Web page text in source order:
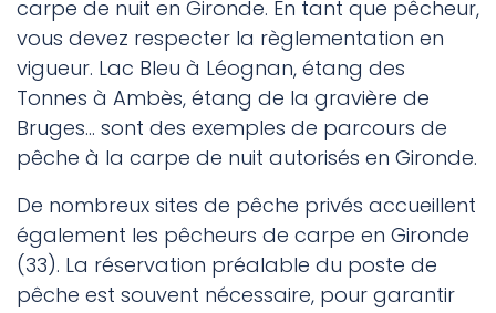
carpe de nuit en Gironde. En tant que pêcheur,
vous devez respecter la règlementation en
vigueur. Lac Bleu à Léognan, étang des
Tonnes à Ambès, étang de la gravière de
Bruges... sont des exemples de parcours de
pêche à la carpe de nuit autorisés en Gironde.
De nombreux sites de pêche privés accueillent
également les pêcheurs de carpe en Gironde
(33). La réservation préalable du poste de
pêche est souvent nécessaire, pour garantir